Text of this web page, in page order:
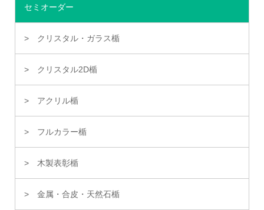
セミオーダー
クリスタル・ガラス楯
クリスタル2D楯
アクリル楯
フルカラー楯
木製表彰楯
金属・合皮・天然石楯